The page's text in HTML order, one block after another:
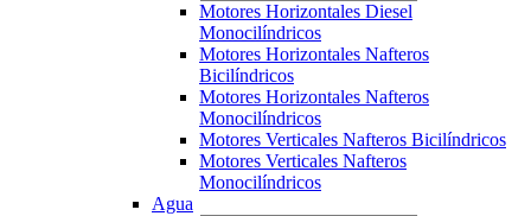
Motores Horizontales Diesel
Monocilíndricos
Motores Horizontales Nafteros
Bicilíndricos
Motores Horizontales Nafteros
Monocilíndricos
Motores Verticales Nafteros Bicilíndricos
Motores Verticales Nafteros
Monocilíndricos
Agua